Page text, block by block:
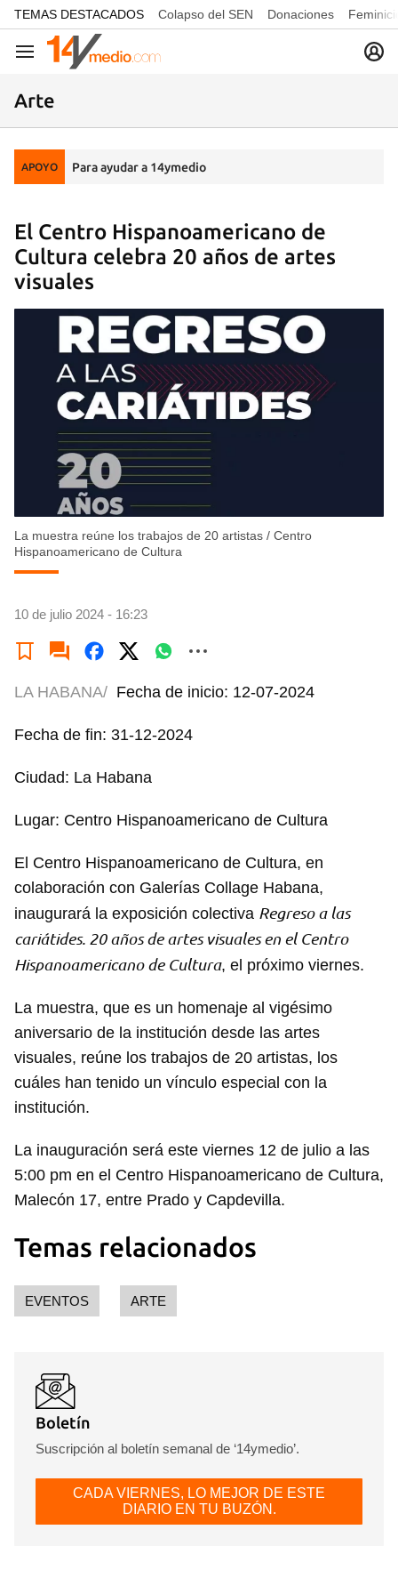
common.go-to-content
TEMAS DESTACADOS Colapso del SEN Donaciones
Navegación
Arte
APOYO Para ayudar a 14ymedio
El Centro Hispanoamericano de
Cultura celebra 20 años de artes
visuales
La muestra reúne los trabajos de 20 artistas / Centro
Hispanoamericano de Cultura
10 de julio 2024 - 16:23
LA HABANA/ Fecha de inicio: 12-07-2024
Fecha de fin: 31-12-2024
Ciudad: La Habana
Lugar: Centro Hispanoamericano de Cultura
El Centro Hispanoamericano de Cultura, en
colaboración con Galerías Collage Habana,
inaugurará la exposición colectiva Regreso a las
cariátides. 20 años de artes visuales en el Centro
Hispanoamericano de Cultura, el próximo viernes.
La muestra, que es un homenaje al vigésimo
aniversario de la institución desde las artes
visuales, reúne los trabajos de 20 artistas, los
cuáles han tenido un vínculo especial con la
institución.
La inauguración será este viernes 12 de julio a las
5:00 pm en el Centro Hispanoamericano de Cultura,
Malecón 17, entre Prado y Capdevilla.
Temas relacionados
EVENTOS ARTE
Boletín
Suscripción al boletín semanal de ‘14ymedio’.
CADA VIERNES, LO MEJOR DE ESTE
DIARIO EN TU BUZÓN.